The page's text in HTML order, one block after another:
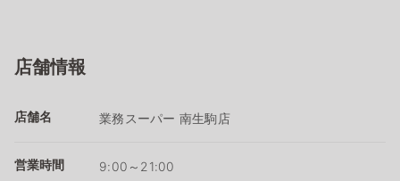
店舗情報
店舗名 業務スーパー 南生駒店
営業時間 9:00～21:00